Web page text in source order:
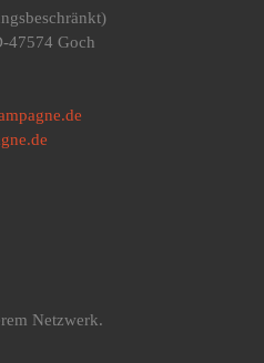
47574 Goch
Netzwerk.